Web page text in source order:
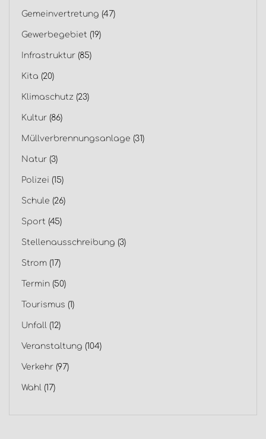
Gemeinvertretung (47)
Gewerbegebiet (19)
Infrastruktur (85)
Kita (20)
Klimaschutz (23)
Kultur (86)
Müllverbrennungsanlage (31)
Natur (3)
Polizei (15)
Schule (26)
Sport (45)
Stellenausschreibung (3)
Strom (17)
Termin (50)
Tourismus (1)
Unfall (12)
Veranstaltung (104)
Verkehr (97)
Wahl (17)